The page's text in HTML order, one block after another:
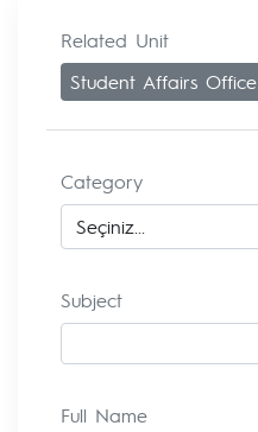
Related Unit
Student Affairs Office
Category
Subject
Full Name